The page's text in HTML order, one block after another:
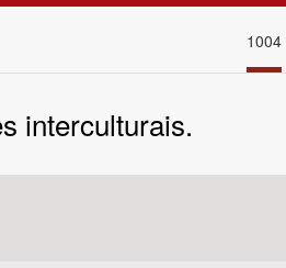
1004
interculturais.